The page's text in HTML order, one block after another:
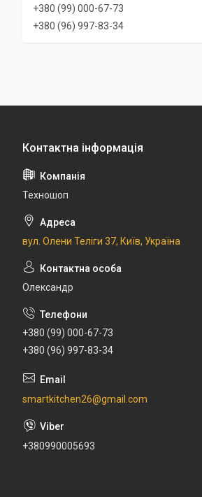
+380 (99) 000-67-73
+380 (96) 997-83-34
Техношоп
вул. Олени Теліги 37, Київ, Україна
Олександр
+380 (99) 000-67-73
+380 (96) 997-83-34
smartkitchen26@gmail.com
+380990005693